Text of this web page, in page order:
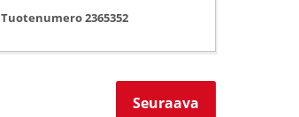
Tuotenumero 2365352
Seuraava